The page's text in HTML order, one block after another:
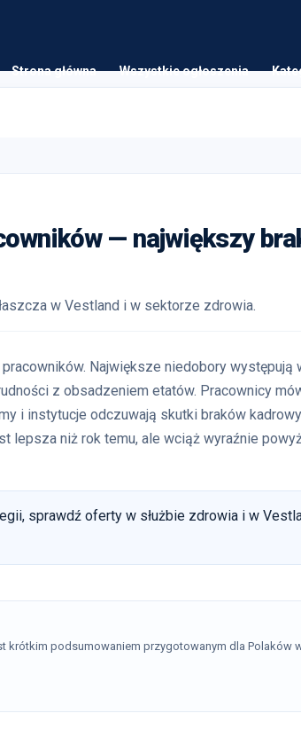
Strona główna Wszystkie ogłoszenia
— największy
w Vestland i w sektorze zdrowia.
Największe niedobory występują
z obsadzeniem etatów. Pracownicy
i instytucje odczuwają skutki braków
lepsza niż rok temu, ale wciąż wyraźnie
sprawdź oferty w służbie zdrowia i w
krótkim podsumowaniem przygotowanym dla Polaków